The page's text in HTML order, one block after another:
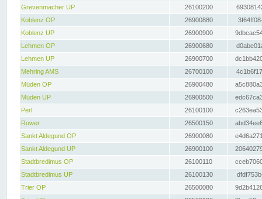
Grevenmacher UP
26100200
Koblenz OP
26900880
Koblenz UP
26900900
Lehmen OP
26900680
Lehmen UP
26900700
Mehring AMS
26700100
Müden OP
26900480
Müden UP
26900500
Perl
26100100
Ruwer
26500150
Sankt Aldegund OP
26900080
Sankt Aldegund UP
26900100
Stadtbredimus OP
26100110
Stadtbredimus UP
26100130
Trier OP
26500080